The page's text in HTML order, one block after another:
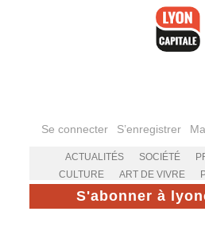
Se connecter S’enregistrer
ACTUALITÉS SOCIÉTÉ
CULTURE
ART DE VIVRE
S'abonner à